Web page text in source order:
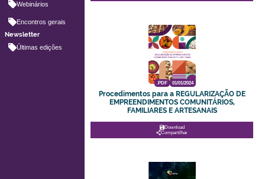
Webinários
Encontros gerais
Newsletter
Últimas edições
.PDF 01/01/2024
Procedimentos para a REGULARIZAÇÃO DE
EMPREENDIMENTOS COMUNITÁRIOS,
FAMILIARES E ARTESANAIS
Download
Compartilhar